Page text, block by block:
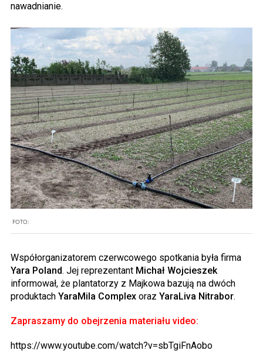
nawadnianie.
FOTO:
Współorganizatorem czerwcowego spotkania była firma
Yara Poland. Jej reprezentant Michał Wojcieszek
informował, że plantatorzy z Majkowa bazują na dwóch
produktach YaraMila Complex oraz YaraLiva Nitrabor.
Zapraszamy do obejrzenia materiału video:
https://www.youtube.com/watch?v=sbTgiFnAobo